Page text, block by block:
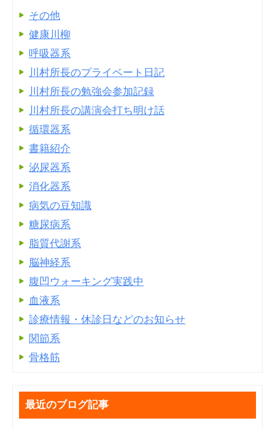
その他
健康川柳
呼吸器系
川村所長のプライベート日記
川村所長の勉強会参加記録
川村所長の講演会打ち明け話
循環器系
書籍紹介
泌尿器系
消化器系
病気の豆知識
糖尿病系
脂質代謝系
脳神経系
腹凹ウォーキング実践中
血液系
診療情報・休診日などのお知らせ
関節系
骨格筋
最近のブログ記事